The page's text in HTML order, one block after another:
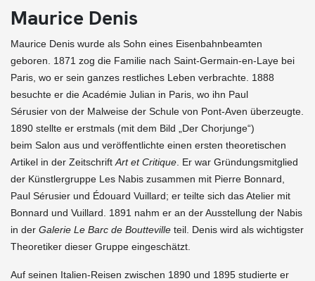
Maurice Denis
Maurice Denis wurde als Sohn eines Eisenbahnbeamten
geboren. 1871 zog die Familie nach Saint-Germain-en-Laye bei
Paris, wo er sein ganzes restliches Leben verbrachte. 1888
besuchte er die Académie Julian in Paris, wo ihn Paul
Sérusier von der Malweise der Schule von Pont-Aven überzeugte.
1890 stellte er erstmals (mit dem Bild „Der Chorjunge“)
beim Salon aus und veröffentlichte einen ersten theoretischen
Artikel in der Zeitschrift Art et Critique . Er war Gründungsmitglied
der Künstlergruppe Les Nabis zusammen mit Pierre Bonnard,
Paul Sérusier und Édouard Vuillard; er teilte sich das Atelier mit
Bonnard und Vuillard. 1891 nahm er an der Ausstellung der Nabis
in der Galerie Le Barc de Boutteville teil. Denis wird als wichtigster
Theoretiker dieser Gruppe eingeschätzt.
Auf seinen Italien-Reisen zwischen 1890 und 1895 studierte er